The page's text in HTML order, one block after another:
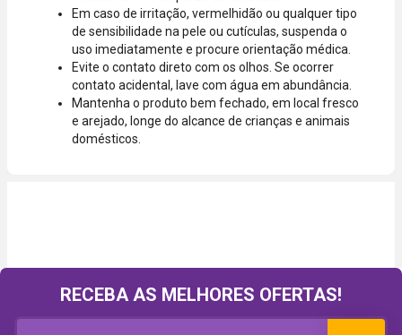
Em caso de irritação, vermelhidão ou qualquer tipo
de sensibilidade na pele ou cutículas, suspenda o
uso imediatamente e procure orientação médica.
Evite o contato direto com os olhos. Se ocorrer
contato acidental, lave com água em abundância.
Mantenha o produto bem fechado, em local fresco
e arejado, longe do alcance de crianças e animais
domésticos.
RECEBA AS MELHORES OFERTAS!